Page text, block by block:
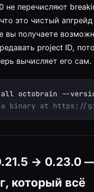
не перечисляют
это чистый
вы получаете
project ID,
вычисляет его сам.
binary at https://
→ 0.23.0
который всё